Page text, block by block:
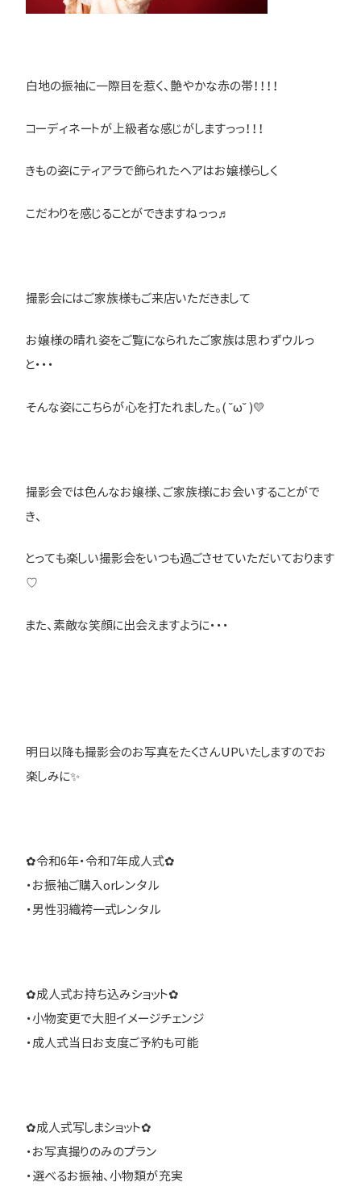
白地の振袖に一際目を惹く、艶やかな赤の帯！！！！
コーディネートが上級者な感じがしますっっ！！！
きもの姿にティアラで飾られたヘアはお嬢様らしく
こだわりを感じることができますねっっ♬
撮影会にはご家族様もご来店いただきまして
お嬢様の晴れ姿をご覧になられたご家族は思わずウルっ
と・・・
そんな姿にこちらが心を打たれました。( ˘ω˘ )💛
撮影会では色んなお嬢様、ご家族様にお会いすることがで
き、
とっても楽しい撮影会をいつも過ごさせていただいております
♡
また、素敵な笑顔に出会えますように・・・
明日以降も撮影会のお写真をたくさんUPいたしますのでお
楽しみに✨
✿令和6年・令和7年成人式✿
・お振袖ご購入orレンタル
・男性羽織袴一式レンタル
✿成人式お持ち込みショット✿
・小物変更で大胆イメージチェンジ
・成人式当日お支度ご予約も可能
✿成人式写しまショット✿
・お写真撮りのみのプラン
・選べるお振袖、小物類が充実